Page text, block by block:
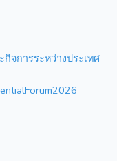
กิจการระหว่างประเทศ